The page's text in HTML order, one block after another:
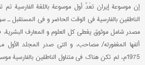
إن موسوعة إیران تعَدّ أول موسوعة باللغة الفارسیة
الناطقین بالفارسیة في الوقت الحاضر و في المستقبل ـ
مصدر شامل موثوق یغطي کل العلوم و المعارف البشریة.
ألفها المغفورله/ مصاحب، و التي صدر المجلد الأول
1975م، لم تکن هناک في متناول الناطقین بالفارسیة